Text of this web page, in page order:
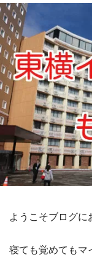
ようこそブログに
寝ても覚めてもマ